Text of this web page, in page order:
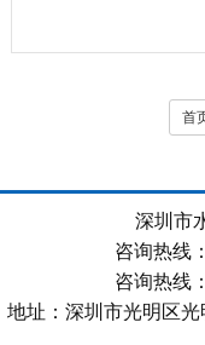
首
深圳市
咨询热线
咨询热线
地址：深圳市光明区